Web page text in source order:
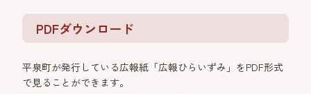
PDFダウンロード
平泉町が発行している広報紙「広報ひらいずみ」をPDF形式
で見ることができます。